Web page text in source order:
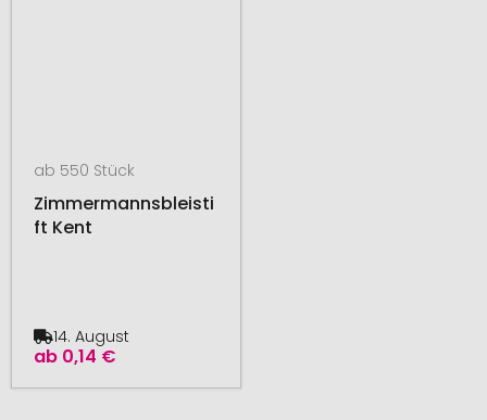
ab 550 Stück
Zimmermannsbleisti
ft Kent
ab 0,14 €
14. August